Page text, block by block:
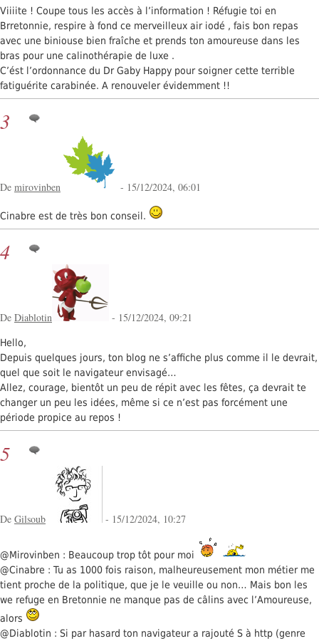
Viiiite ! Coupe tous les accès à l’information ! Réfugie toi en
Brretonnie, respire à fond ce merveilleux air iodé , fais bon repas
avec une biniouse bien fraîche et prends ton amoureuse dans les
bras pour une calinothérapie de luxe .
C’ést l’ordonnance du Dr Gaby Happy pour soigner cette terrible
fatiguérite carabinée. A renouveler évidemment !!
3
De mirovinben - 15/12/2024, 06:01
Cinabre est de très bon conseil.
4
De Diablotin - 15/12/2024, 09:21
Hello,
Depuis quelques jours, ton blog ne s’affiche plus comme il le devrait,
quel que soit le navigateur envisagé…
Allez, courage, bientôt un peu de répit avec les fêtes, ça devrait te
changer un peu les idées, même si ce n’est pas forcément une
période propice au repos !
5
De Gilsoub - 15/12/2024, 10:27
@Mirovinben : Beaucoup trop tôt pour moi
@Cinabre : Tu as 1000 fois raison, malheureusement mon métier me
tient proche de la politique, que je le veuille ou non… Mais bon les
we refuge en Bretonnie ne manque pas de câlins avec l’Amoureuse,
alors
@Diablotin : Si par hasard ton navigateur a rajouté S à http (genre